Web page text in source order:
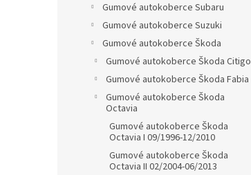
Gumové autokoberce Subaru
Gumové autokoberce Suzuki
Gumové autokoberce Škoda
Gumové autokoberce Škoda Citigo
Gumové autokoberce Škoda Fabia
Gumové autokoberce Škoda
Octavia
Gumové autokoberce Škoda
Octavia I 09/1996-12/2010
Gumové autokoberce Škoda
Octavia II 02/2004-06/2013